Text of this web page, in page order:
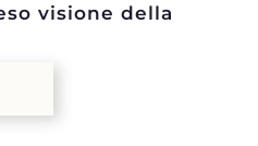
visione della